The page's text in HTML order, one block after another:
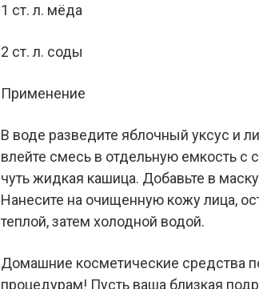
1 ст. л. мёда
2 ст. л. соды
Применение
В воде разведите яблочный уксус и
влейте смесь в отдельную емкость с
чуть жидкая кашица. Добавьте в
Нанесите на очищенную кожу лица,
теплой, затем холодной водой.
Домашние косметические средства
процедурам! Пусть ваша близкая